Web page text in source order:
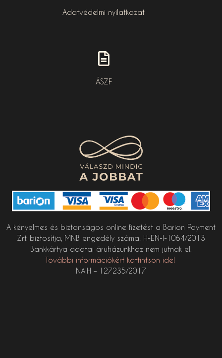
Adatvédelmi nyilatkozat
ÁSZF
A kényelmes és biztonságos online fizetést a Barion Payment
Zrt. biztosítja, MNB engedély száma: H-EN-I-1064/2013
Bankkártya adatai áruházunkhoz nem jutnak el.
További információkért kattintson ide!
NAIH – 127235/2017